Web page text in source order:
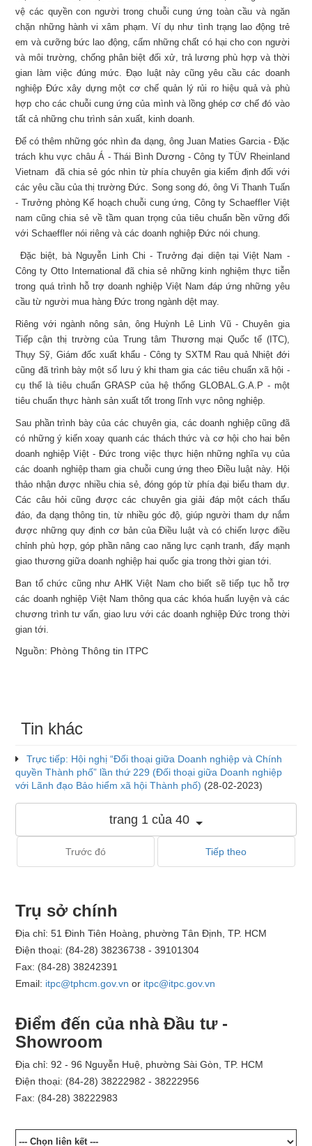
vệ các quyền con người trong chuỗi cung ứng toàn cầu và ngăn
chặn những hành vi xâm phạm. Ví dụ như tình trạng lao động trẻ
em và cưỡng bức lao động, cấm những chất có hại cho con người
và môi trường, chống phân biệt đối xử, trả lương phù hợp và thời
gian làm việc đúng mức. Đạo luật này cũng yêu cầu các doanh
nghiệp Đức xây dựng một cơ chế quản lý rủi ro hiệu quả và phù
hợp cho các chuỗi cung ứng của mình và lồng ghép cơ chế đó vào
tất cả những chu trình sản xuất, kinh doanh.
Để có thêm những góc nhìn đa dạng, ông Juan Maties Garcia - Đặc
trách khu vực châu Á - Thái Bình Dương - Công ty TÜV Rheinland
Vietnam đã chia sẻ góc nhìn từ phía chuyên gia kiểm định đối với
các yêu cầu của thị trường Đức. Song song đó, ông Vi Thanh Tuấn
- Trưởng phòng Kế hoạch chuỗi cung ứng, Công ty Schaeffler Việt
nam cũng chia sẻ về tầm quan trọng của tiêu chuẩn bền vững đối
với Schaeffler nói riêng và các doanh nghiệp Đức nói chung.
Đặc biệt, bà Nguyễn Linh Chi - Trưởng đại diện tại Việt Nam -
Công ty Otto International đã chia sẻ những kinh nghiệm thực tiễn
trong quá trình hỗ trợ doanh nghiệp Việt Nam đáp ứng những yêu
cầu từ người mua hàng Đức trong ngành dệt may.
Riêng với ngành nông sản, ông Huỳnh Lê Linh Vũ - Chuyên gia
Tiếp cận thị trường của Trung tâm Thương mại Quốc tế (ITC),
Thụy Sỹ, Giám đốc xuất khẩu - Công ty SXTM Rau quả Nhiệt đới
cũng đã trình bày một số lưu ý khi tham gia các tiêu chuẩn xã hội -
cụ thể là tiêu chuẩn GRASP của hệ thống GLOBAL.G.A.P - một
tiêu chuẩn thực hành sản xuất tốt trong lĩnh vực nông nghiệp.
Sau phần trình bày của các chuyên gia, các doanh nghiệp cũng đã
có những ý kiến xoay quanh các thách thức và cơ hội cho hai bên
doanh nghiệp Việt - Đức trong việc thực hiện những nghĩa vụ của
các doanh nghiệp tham gia chuỗi cung ứng theo Điều luật này. Hội
thảo nhận được nhiều chia sẻ, đóng góp từ phía đại biểu tham dự.
Các câu hỏi cũng được các chuyên gia giải đáp một cách thấu
đáo, đa dạng thông tin, từ nhiều góc độ, giúp người tham dự nắm
được những quy định cơ bản của Điều luật và có chiến lược điều
chỉnh phù hợp, góp phần nâng cao năng lực cạnh tranh, đẩy mạnh
giao thương giữa doanh nghiệp hai quốc gia trong thời gian tới.
Ban tổ chức cũng như AHK Việt Nam cho biết sẽ tiếp tục hỗ trợ
các doanh nghiệp Việt Nam thông qua các khóa huấn luyện và các
chương trình tư vấn, giao lưu với các doanh nghiệp Đức trong thời
gian tới.
Nguồn: Phòng Thông tin ITPC
Tin khác
Trực tiếp: Hội nghị “Đối thoại giữa Doanh nghiệp và Chính
quyền Thành phố” lần thứ 229 (Đối thoại giữa Doanh nghiệp
với Lãnh đạo Bảo hiểm xã hội Thành phố) (28-02-2023)
trang 1 của 40
Trước đó Tiếp theo
Trụ sở chính
Địa chỉ: 51 Đinh Tiên Hoàng, phường Tân Định, TP. HCM
Điện thoại: (84-28) 38236738 - 39101304
Fax: (84-28) 38242391
Email: itpc@tphcm.gov.vn or itpc@itpc.gov.vn
Điểm đến của nhà Đầu tư -
Showroom
Địa chỉ: 92 - 96 Nguyễn Huệ, phường Sài Gòn, TP. HCM
Điện thoại: (84-28) 38222982 - 38222956
Fax: (84-28) 38222983